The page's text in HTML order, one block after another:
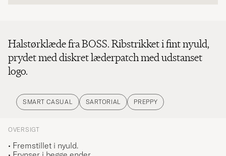
Halstørklæde fra BOSS. Ribstrikket i fint nyuld,
prydet med diskret læderpatch med udstanset
logo.
SMART CASUAL SARTORIAL PREPPY
OVERSIGT
• Fremstillet i nyuld.